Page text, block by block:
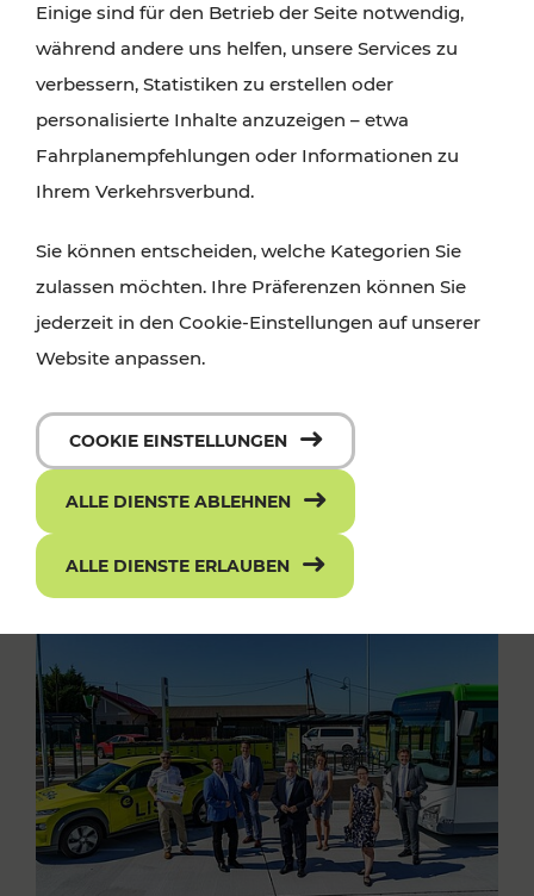
Einige sind für den Betrieb der Seite notwendig,
während andere uns helfen, unsere Services zu
verbessern, Statistiken zu erstellen oder
personalisierte Inhalte anzuzeigen – etwa
Fahrplanempfehlungen oder Informationen zu
Ihrem Verkehrsverbund.
Sie können entscheiden, welche Kategorien Sie
zulassen möchten. Ihre Präferenzen können Sie
jederzeit in den Cookie-Einstellungen auf unserer
Website anpassen.
COOKIE EINSTELLUNGEN
ALLE DIENSTE ABLEHNEN
ALLE DIENSTE ERLAUBEN